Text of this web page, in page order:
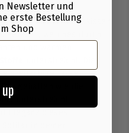
haben wir als
Meditationskissen
gewählt, welches durch
und warmen
dreifarbige Tassel
gehalten wie die
unterstreicht
Eleganz dieses
in deiner
Newsletter und
erste Bestellung
Shop